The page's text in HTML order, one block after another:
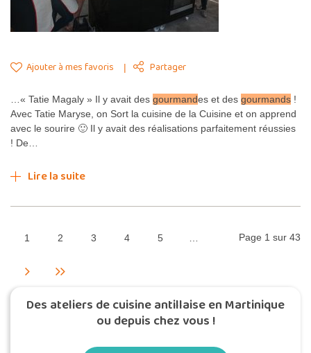
Ajouter à mes favoris Partager
…« Tatie Magaly » Il y avait des gourmandes et des gourmands !
Avec Tatie Maryse, on Sort la cuisine de la Cuisine et on apprend
avec le sourire 🙂 Il y avait des réalisations parfaitement réussies
! De…
Lire la suite
Page 1 sur 43
1 2 3 4 5
Des ateliers de cuisine antillaise en Martinique
ou depuis chez vous !